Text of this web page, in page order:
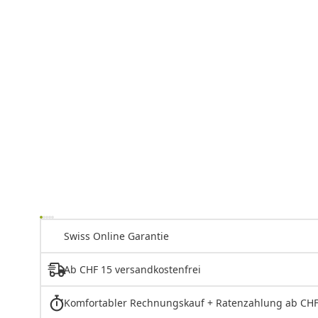
Swiss Online Garantie
Ab CHF 15 versandkostenfrei
Komfortabler Rechnungskauf + Ratenzahlung ab